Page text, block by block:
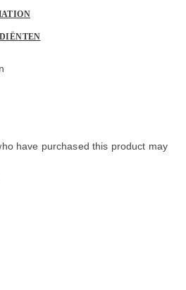
have purchased this product may